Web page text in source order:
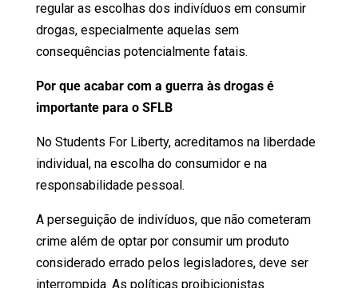
regular as escolhas dos indivíduos em consumir
drogas, especialmente aquelas sem
consequências potencialmente fatais.
Por que acabar com a guerra às drogas é
importante para o SFLB
No Students For Liberty, acreditamos na liberdade
individual, na escolha do consumidor e na
responsabilidade pessoal.
A perseguição de indivíduos, que não cometeram
crime além de optar por consumir um produto
considerado errado pelos legisladores, deve ser
interrompida. As políticas proibicionistas